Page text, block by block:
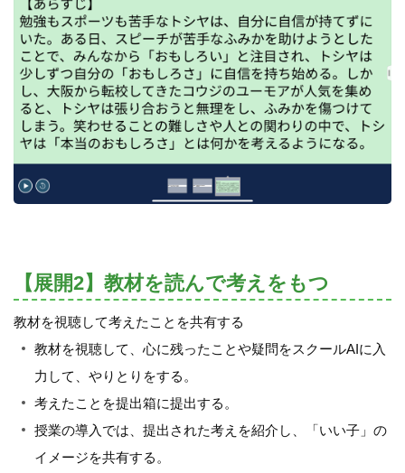
【展開2】教材を読んで考えをもつ
教材を視聴して考えたことを共有する
教材を視聴して、心に残ったことや疑問をスクールAIに入
力して、やりとりをする。
考えたことを提出箱に提出する。
授業の導入では、提出された考えを紹介し、「いい子」の
イメージを共有する。